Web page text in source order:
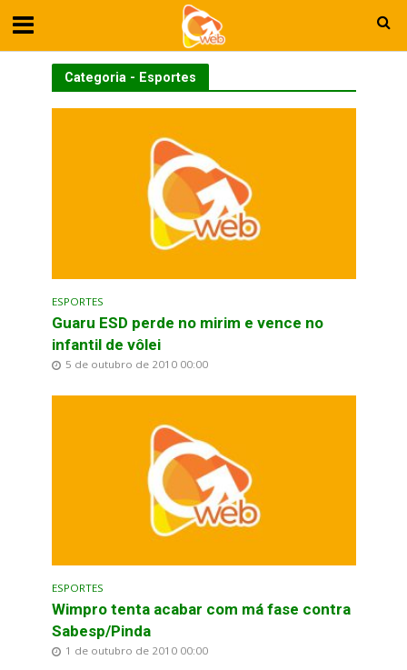
Categoria - Esportes
ESPORTES
Guaru ESD perde no mirim e vence no
infantil de vôlei
5 de outubro de 2010 00:00
ESPORTES
Wimpro tenta acabar com má fase contra
Sabesp/Pinda
1 de outubro de 2010 00:00